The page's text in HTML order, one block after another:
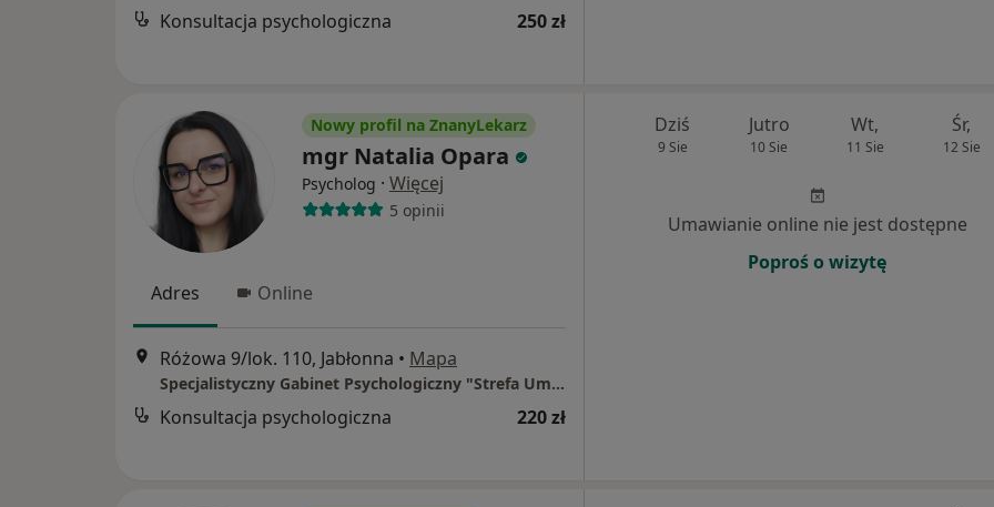
Konsultacja psychologiczna 250 zł
Nowy profil na ZnanyLekarz
mgr Natalia Opara
Psycholog · Więcej
5 opinii
Adres Online
Różowa 9/lok. 110, Jabłonna • Mapa
Specjalistyczny Gabinet Psychologiczny "Strefa Umysłu"
Konsultacja psychologiczna 220 zł
Dziś
9 Sie
Jutro
10 Sie
Wt,
11 Sie
Śr,
12 Sie
Umawianie online nie jest dostępne
Poproś o wizytę